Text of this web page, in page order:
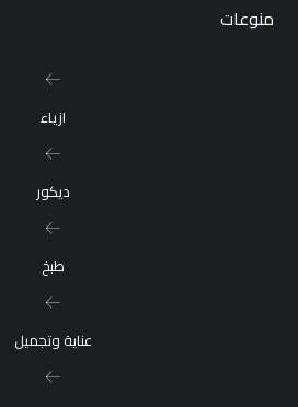
منوعات
ازياء
ديكور
طبخ
عناية وتجميل